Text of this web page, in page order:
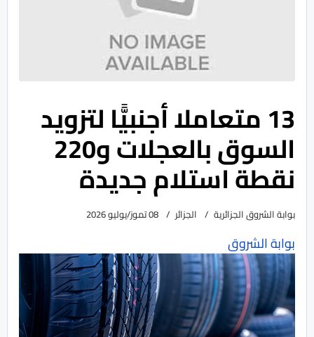
13 متعاملا أجنبيًّا لتزويد
السوق بالعجلات و220
نقطة استلام جديدة
بوابة الشروق الجزائرية الجزائر 08 تموز/يوليو 2026
بوابة الشروق